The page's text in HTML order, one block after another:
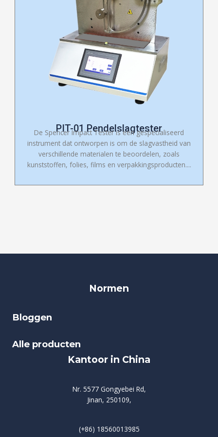
PIT-01 Pendelslagtester
De Spencer Impact Tester is een gespecialiseerd
instrument dat ontworpen is om de slagvastheid van
verschillende materialen te beoordelen, zoals
kunststoffen, folies, films en verpakkingsproducten....
Normen
Bloggen
Alle producten
Kantoor in China
Nr. 5577 Gongyebei Rd,
Jinan, 250109,
(+86) 18560013985